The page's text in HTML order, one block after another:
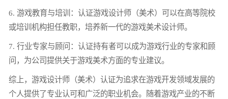
6. 游戏教育与培训：认证游戏设计师（美术）可以在高等院校
或培训机构担任教职，培养新一代的游戏美术设计师。
7. 行业专家与顾问：认证持有者可以成为游戏行业的专家和顾
问，为公司提供关于游戏美术方面的专业建议。
综上，游戏设计师（美术）认证为追求在游戏开发领域发展的
个人提供了专业认可和广泛的职业机会。随着游戏产业的不断